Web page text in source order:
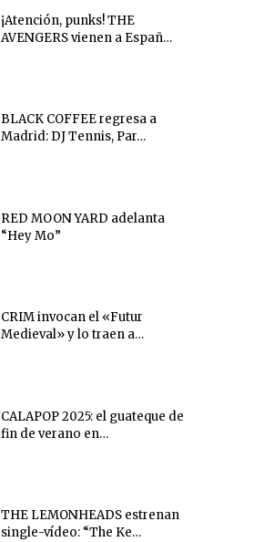
¡Atención, punks! THE
AVENGERS vienen a Españ…
BLACK COFFEE regresa a
Madrid: DJ Tennis, Par…
RED MOON YARD adelanta
“Hey Mo”
CRIM invocan el «Futur
Medieval» y lo traen a…
CALAPOP 2025: el guateque de
fin de verano en…
THE LEMONHEADS estrenan
single-vídeo: “The Ke…